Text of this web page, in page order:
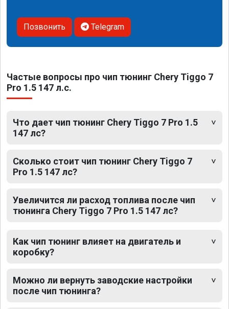
Позвонить Telegram
Частые вопросы про чип тюнинг Chery Tiggo 7
Pro 1.5 147 л.с.
Что дает чип тюнинг Chery Tiggo 7 Pro 1.5
147 лс?
Сколько стоит чип тюнинг Chery Tiggo 7
Pro 1.5 147 лс?
Увеличится ли расход топлива после чип
тюнинга Chery Tiggo 7 Pro 1.5 147 лс?
Как чип тюнинг влияет на двигатель и
коробку?
Можно ли вернуть заводские настройки
после чип тюнинга?